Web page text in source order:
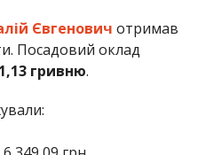
Євгенович отримав
Посадовий оклад
гривню.